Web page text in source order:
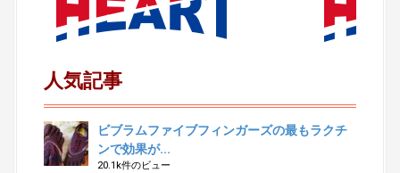
人気記事
ビブラムファイブフィンガーズの最もラクチ
ンで効果が...
20.1k件のビュー